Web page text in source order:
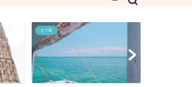
セブ島